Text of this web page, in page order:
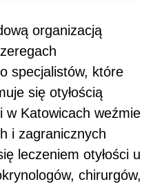
organizacją
specjalistów, które
się otyłością
w Katowicach weźmie
i zagranicznych
leczeniem otyłości u
chirurgów,